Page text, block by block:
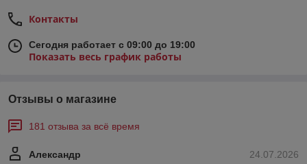
Контакты
Сегодня работает с 09:00 до 19:00
Показать весь график работы
Отзывы о магазине
181 отзыва за всё время
24.07.2026
Александр